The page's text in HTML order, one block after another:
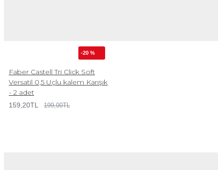
-20 %
Faber Castell Tri Click Soft
Versatil 0,5 Uçlu kalem Karışık
- 2 adet
159,20TL 199,00TL